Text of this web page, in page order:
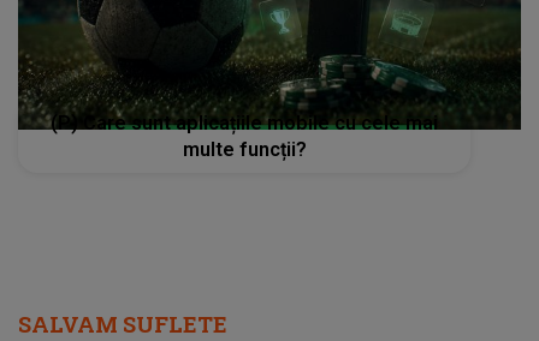
(P) Care sunt aplicațiile mobile cu cele mai
multe funcții?
SALVAM SUFLETE